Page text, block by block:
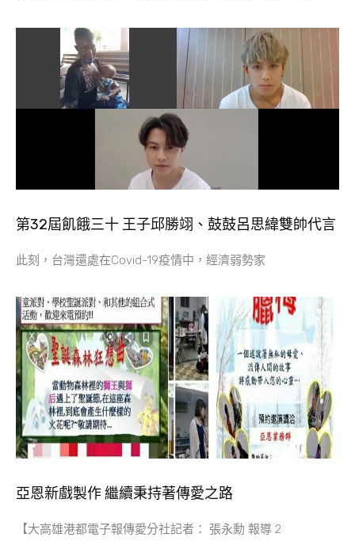
第32屆飢餓三十 王子邱勝翊、鼓鼓呂思緯雙帥代言
此刻，台灣還處在Covid-19疫情中，經濟弱勢家
亞恩新戲製作 繼續秉持著傳愛之路
【大高雄港都電子報傳愛分社記者： 張永勳 報導 2